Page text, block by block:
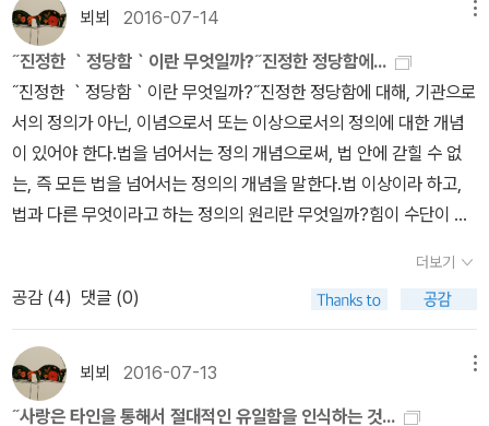
물질적인 세계를 만든 거대한 기계라는 뜻이 아니라, 바로 그 이면에
는 아무것도 없다는 것을 의미합니다. 즉, 세계가 거기에 존재한다는
뜻입니다. (47쪽)이 다음의 질문에서 낭시는 무(無)에 대한 이야기
를 이어나가는데, 인상적인 부분은 ‘트심트섬’에 관한 내용이었다. 유
태교의 신비 철학인 카발에서 말하는 것으로, “신이 무언가를 만들어
낸 것이 아니고, (…) 움푹 파인 곳에 세계가 자리 잡을 수 있는 공
(空)을 열었다”(52-53쪽)는 이야기다. 이때의 무와 공 역시 어디에
도 없으나 도처에 있는 것을 말한다. 낭시는 ‘트심트섬’의 이야기를 통
해 “신이 스스로 열리는 공이었”(58쪽)다고 이야기한다. 그리고 ‘신
은 아무것도 없는 상태였는데 그 공을 어떻게 세상으로 열리게 할 수
네요…….”(58쪽)(*) 세계의 존재 방식과 전혀 다른 존재 방식을 갖
고 있다고 이야기할 수는 있지만, 그것을 증명할 수는 없다는 게 낭시
의 결론이다.2. 정의la justice : 나와 너의 관계에서부터 정의에 대
생 답이 없는 인문학이라는 화두를 짊어지고 세상 모든 것과 목마른
대화를 꿈꾸는 '공부하는 나' 자신이었습니다. 그 친구가 저를 매순간
지켜 주고 채찍질하고 대로는 어개를 토닥여 주기에, 나는 아직도 '나
자신으로 가는 길'을 포기하지 않고 묵묵히 걸어갈 수가 있었습니다.
나 자신으로 가는 길이 바로 저 멀리 뒤돌아 앉은 당신을 향해 가는 길
임을, 저는 본능적으로 느낄 수가 있었습니다. (p.6)나는 국민학교와
중학교, 고등학교를 거치면서 점점 더 공부를 못하는 사람이 되었다.
대학교때는 아주 난리가 났었다. 도서관이 어디인지도 알지 못하고
매일 만화방에서 라면이나 먹으며 만화를 봤고, 시험지를 백지로 내
거나 그냥 내가 하고 싶은 말을 주저리주저리 내기도 했다. 결국 4학
간신히 졸업을 했다. 나는 내가 '머리는 좋지만 공부에 있어서 노력을
하지 않는 애'라고 아주 오랜 기간 생각해 왔었는데, 이게 얼마나 잘못
된 생각인지 나중에야 알게됐다. 부모들은 자식이 공부를 못하면 '우
뵈뵈 2016-07-14
˝진정한 ｀정당함｀이란 무엇일까?˝진정한 정당함에...
˝진정한 ｀정당함｀이란 무엇일까?˝진정한 정당함에 대해, 기관으로
서의 정의가 아닌, 이념으로서 또는 이상으로서의 정의에 대한 개념
이 있어야 한다.법을 넘어서는 정의 개념으로써, 법 안에 갇힐 수 없
는, 즉 모든 법을 넘어서는 정의의 개념을 말한다.법 이상이라 하고,
법과 다른 무엇이라고 하는 정의의 원리란 무엇일까?힘이 수단이 되
있으므로)에게 주어져야 하는 몫이 있다는 것이다.정의란 타인과의
관계 안에서만 존재한다. 개인만의 고유한 정의를 행한다는 것은 아
무런 의미가 없기 때문이다.그렇다면 각자에게 정당함이란 무엇일
까?다양한 권리들이 있지만, 각자에게 주어져야 할 한 가지는 바로
｀사랑｀이다.사실상 #사랑만이 각자에게 우선시되는 방향을 제시
더보기
공감 (4) 댓글 (0)
뵈뵈 2016-07-13
˝사랑은 타인을 통해서 절대적인 유일함을 인식하는 것...